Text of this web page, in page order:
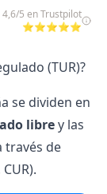
5 en Trustpilot
⭐⭐⭐⭐⭐
(TUR)?
se dividen en
librey las
través de
CUR).